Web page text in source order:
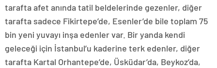
tarafta afet anında tatil beldelerinde gezenler, diğer
tarafta sadece Fikirtepe’de, Esenler’de bile toplam 75
bin yeni yuvayı inşa edenler var. Bir yanda kendi
geleceği için İstanbul’u kaderine terk edenler, diğer
tarafta Kartal Orhantepe’de, Üsküdar’da, Beykoz’da,